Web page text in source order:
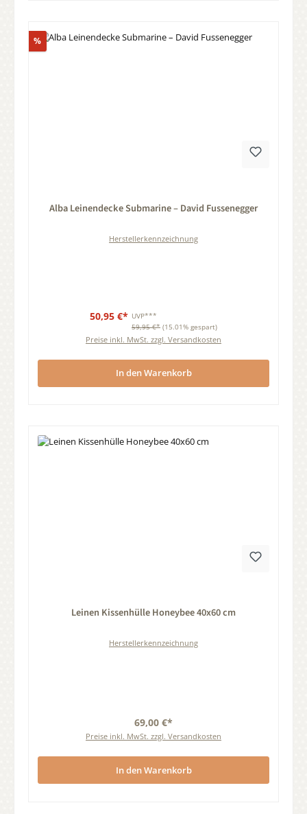
%Rabatt
Alba Leinendecke Submarine – David Fussenegger
Herstellerkennzeichnung
50,95 €* UVP***
59,95 €* (15.01% gespart)
Preise inkl. MwSt. zzgl. Versandkosten
In den Warenkorb
Leinen Kissenhülle Honeybee 40x60 cm
Herstellerkennzeichnung
69,00 €*
Preise inkl. MwSt. zzgl. Versandkosten
In den Warenkorb